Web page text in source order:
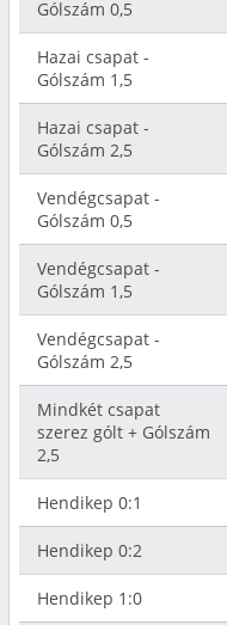
Gólszám 0,5
Hazai csapat -
Gólszám 1,5
Hazai csapat -
Gólszám 2,5
Vendégcsapat -
Gólszám 0,5
Vendégcsapat -
Gólszám 1,5
Vendégcsapat -
Gólszám 2,5
Mindkét csapat
szerez gólt + Gólszám
2,5
Hendikep 0:1
Hendikep 0:2
Hendikep 1:0